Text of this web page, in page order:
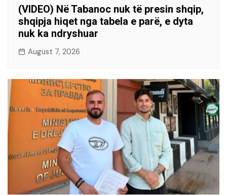
(VIDEO) Në Tabanoc nuk të presin shqip,
shqipja hiqet nga tabela e parë, e dyta
nuk ka ndryshuar
August 7, 2026